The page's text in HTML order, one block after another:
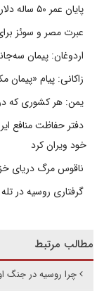
پایان عمر ۵۰ ساله دلارهای نفتی به دست ایران
عبرت مصر و سوئز
اردوغان: پیمان
زاکانی: پیام
یمن: هر کشوری که در
دفتر حفاظت منافع
خود ویران کرد
ناقوس مرگ دریای
گرفتاری روسیه در
مطالب مرتبط
چرا روسیه در جنگ